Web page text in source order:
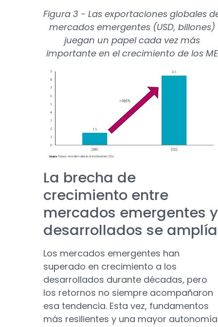
Figura 3 - Las exportaciones globales
mercados emergentes (USD, billones)
juegan un papel cada vez más
importante en el crecimiento de los ME
La brecha de
crecimiento entre
mercados emergentes y
desarrollados se amplía
Los mercados emergentes han
superado en crecimiento a los
desarrollados durante décadas, pero
los retornos no siempre acompañaron
esa tendencia. Esta vez, fundamentos
más resilientes y una mayor autonomía